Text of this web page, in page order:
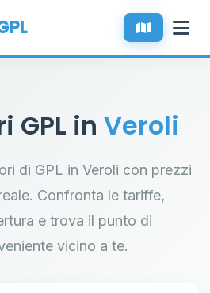
GPL in Veroli
di GPL in Veroli con prezzi
Confronta le tariffe,
e trova il punto di
vicino a te.